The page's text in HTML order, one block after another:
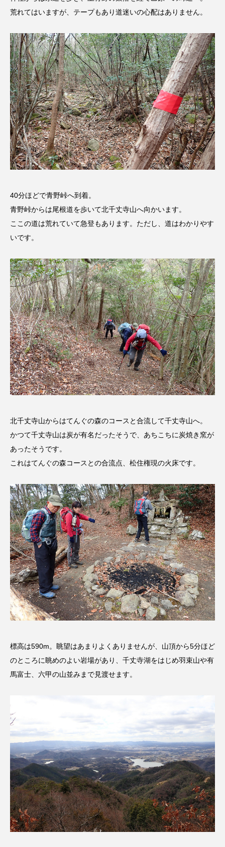
こうべさんだ伝統文化体験フェスタ
こうべさんだ伝統文化体験フェスタ2026
こうべさんだ能・狂言・講談子ども教室
こぐまのいばしょ こだわり城紀行
こども学芸員とつくる『夏のこども美術館』
こばえちゃ東北 こーろ・るみえーる
さっちゃん社協だより すずかけ台
そんなにみないでくださいな ちめいど
つなごーごー てっぺんの向こうにあなたがいる
とくとくトーク とっておきシネマ
なきごえバス にげてさがして のん
はたらくおやさい バナナもいるよ！ ばらぐみ
ぱかっ ひとつの机、ふたつの制服
ふじ幼稚園 ふたりの魔女 ふつうの子ども
ぶらりまち歩き
みるくっくキッズクラブ逆瀬川 みるくっ子通信
みるくのえほん みるく・ひまわり園
もたいまさこ もっと知りたい認知症のこと
もんがきとしこの知りたい、聞きたい、伝えたい
やよい幼稚園 ゆたかな第三の人生のススメ
ゆりのき台中学校 ゆりのき台小学校
わたなべあや わらべうたベビーマッサージ
アニバーサリースクラップブッキング
アニメーション映画 アプレンティス
アメリカ アメリカ・イギリス製作
アメリカ映画 アメリカ製作
アリのおでかけ アリアナ・グランデ
荒れてはいますが、テープもあり道迷いの心配はありません。
40分ほどで青野峠へ到着。
青野峠からは尾根道を歩いて北千丈寺山へ向かいます。
ここの道は荒れていて急登もあります。ただし、道はわかりやす
いです。
北千丈寺山からはてんぐの森のコースと合流して千丈寺山へ。
かつて千丈寺山は炭が有名だったそうで、あちこちに炭焼き窯が
あったそうです。
これはてんぐの森コースとの合流点、松住権現の火床です。
標高は590m。眺望はあまりよくありませんが、山頂から5分ほど
のところに眺めのよい岩場があり、千丈寺湖をはじめ羽束山や有
馬富士、六甲の山並みまで見渡せます。